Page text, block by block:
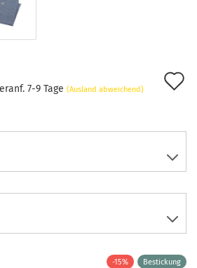
7-9 Tage (Ausland abweichend)
-15% Bestickung